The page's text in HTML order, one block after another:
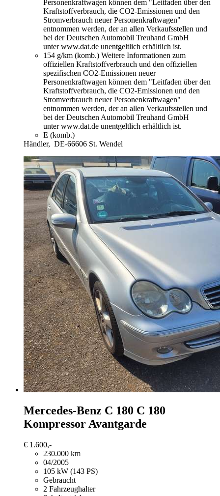
Personenkraftwagen können dem "Leitfaden über den
Kraftstoffverbrauch, die CO2-Emissionen und den
Stromverbrauch neuer Personenkraftwagen"
entnommen werden, der an allen Verkaufsstellen und
bei der Deutschen Automobil Treuhand GmbH
unter www.dat.de unentgeltlich erhältlich ist.
154 g/km (komb.) Weitere Informationen zum
offiziellen Kraftstoffverbrauch und den offiziellen
spezifischen CO2-Emissionen neuer
Personenkraftwagen können dem "Leitfaden über den
Kraftstoffverbrauch, die CO2-Emissionen und den
Stromverbrauch neuer Personenkraftwagen"
entnommen werden, der an allen Verkaufsstellen und
bei der Deutschen Automobil Treuhand GmbH
unter www.dat.de unentgeltlich erhältlich ist.
E (komb.)
Händler, DE-66606 St. Wendel
Mercedes-Benz C 180 C 180
Kompressor Avantgarde
€ 1.600,-
230.000 km
04/2005
105 kW (143 PS)
Gebraucht
2 Fahrzeughalter